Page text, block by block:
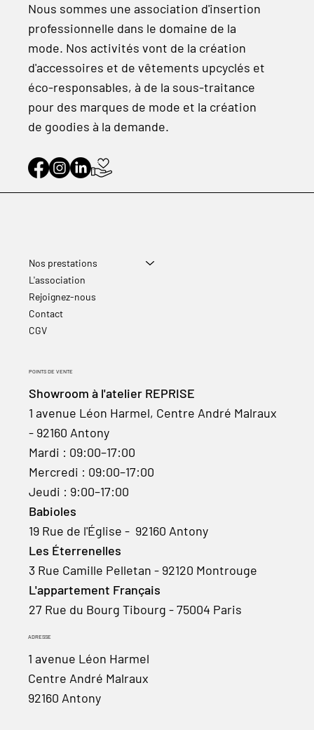
ADRESSE
1 avenue Léon Harmel
Centre André Malraux
92160 Antony
Nous sommes une association d'insertion
professionnelle dans le domaine de la
mode. Nos activités vont de la création
d'accessoires et de vêtements upcyclés et
éco-responsables, à de la sous-traitance
pour des marques de mode et la création
de goodies à la demande.
POINTS DE VENTE
Showroom à l'atelier REPRISE
1 avenue Léon Harmel, Centre André Malraux
- 92160 Antony
Mardi : 09:00–17:00
Mercredi : 09:00–17:00
Jeudi : 9:00–17:00
Babioles
19 Rue de l'Église - 92160 Antony
Les Éterrenelles
3 Rue Camille Pelletan - 92120 Montrouge
L'appartement Français
27 Rue du Bourg Tibourg - 75004 Paris
Nos prestations
L'association
Rejoignez-nous
Contact
CGV